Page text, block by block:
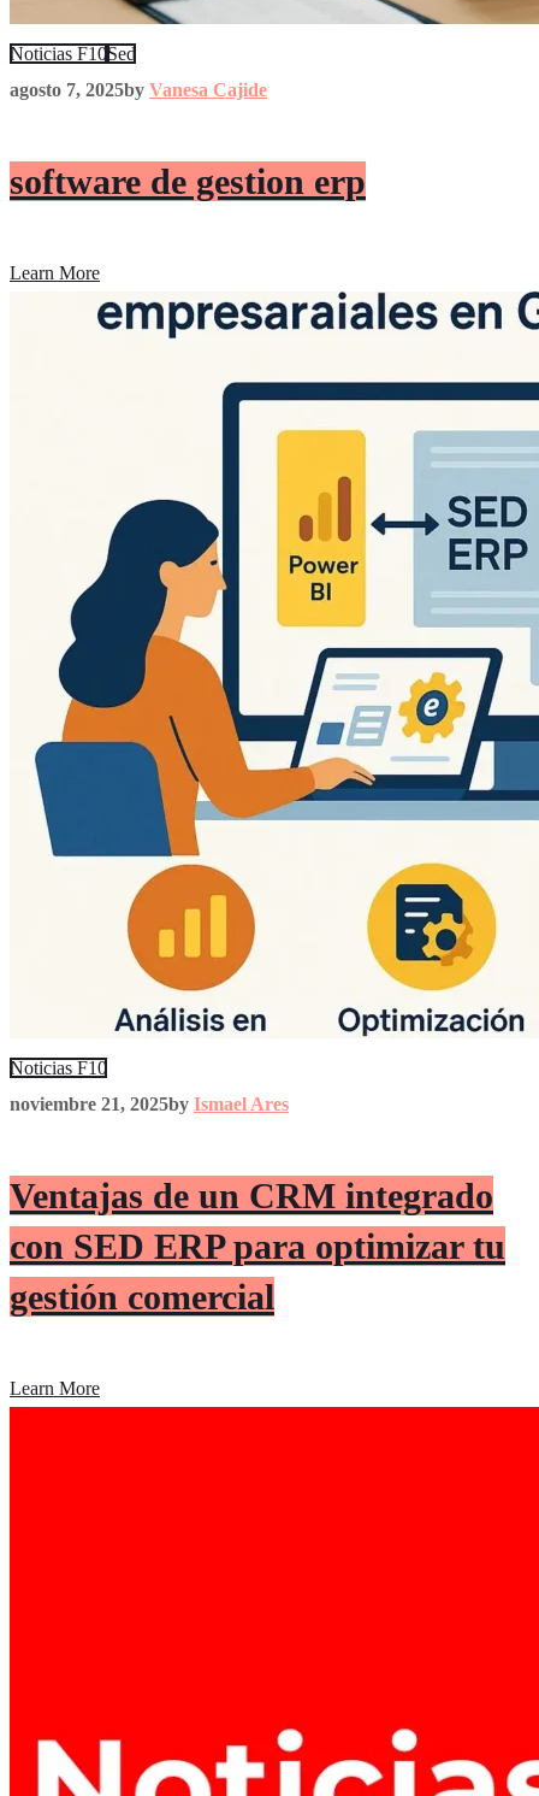
Noticias F10 Sed
agosto 7, 2025by Vanesa Cajide
software de gestion erp
Learn More
Noticias F10
noviembre 21, 2025by Ismael Ares
Ventajas de un CRM integrado
con SED ERP para optimizar tu
gestión comercial
Learn More